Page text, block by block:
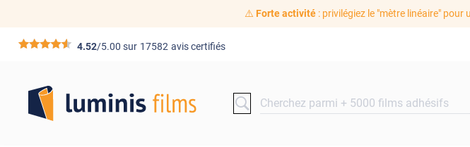
⚠️ Forte activité: privilégiez le "mètre linéaire" pour
*****4.52/5.00 sur 17582 avis certifiés